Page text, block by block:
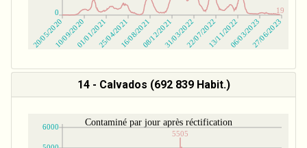
14 - Calvados (692 839 Habit.)